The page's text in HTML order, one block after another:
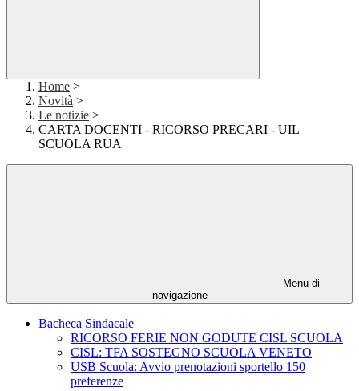
Home >
Novità >
Le notizie >
CARTA DOCENTI - RICORSO PRECARI - UIL
SCUOLA RUA
Menu di
navigazione
Bacheca Sindacale
RICORSO FERIE NON GODUTE CISL SCUOLA
CISL: TFA SOSTEGNO SCUOLA VENETO
USB Scuola: Avvio prenotazioni sportello 150
preferenze